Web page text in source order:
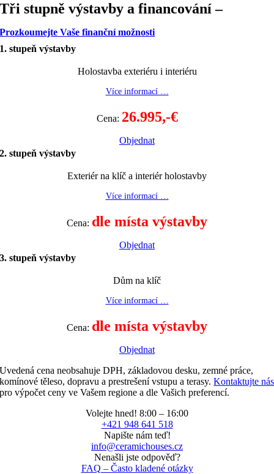
Tři stupně výstavby a financování –
Prozkoumejte Vaše finanční možnosti
1. stupeň výstavby
Holostavba exteriéru i interiéru
Více informací …
Cena: 26.995,-€
Objednat
2. stupeň výstavby
Exteriér na klíč a interiér holostavby
Více informací …
Cena: dle místa výstavby
Objednat
3. stupeň výstavby
Dům na klíč
Více informací …
Cena: dle místa výstavby
Objednat
Uvedená cena neobsahuje DPH, základovou desku, zemné práce,
komínové těleso, dopravu a prestrešení vstupu a terasy.Kontaktujte nás
pro výpočet ceny ve Vašem regione a dle Vašich preferencí.
Volejte hned! 8:00 – 16:00
+421 948 641 518
Napište nám teď!
info@ceramichouses.cz
Nenašli jste odpověď?
FAQ – Často kladené otázky